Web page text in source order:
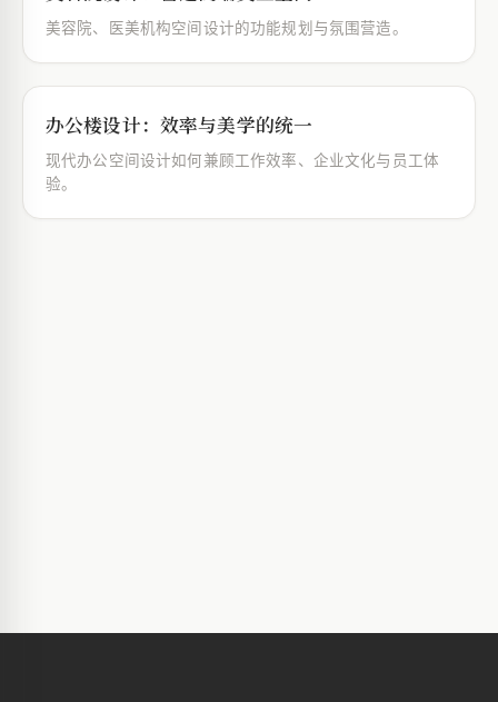
美容院、医美机构空间设计的功能规划与氛围营造。
办公楼设计：效率与美学的统一
现代办公空间设计如何兼顾工作效率、企业文化与员工体
验。